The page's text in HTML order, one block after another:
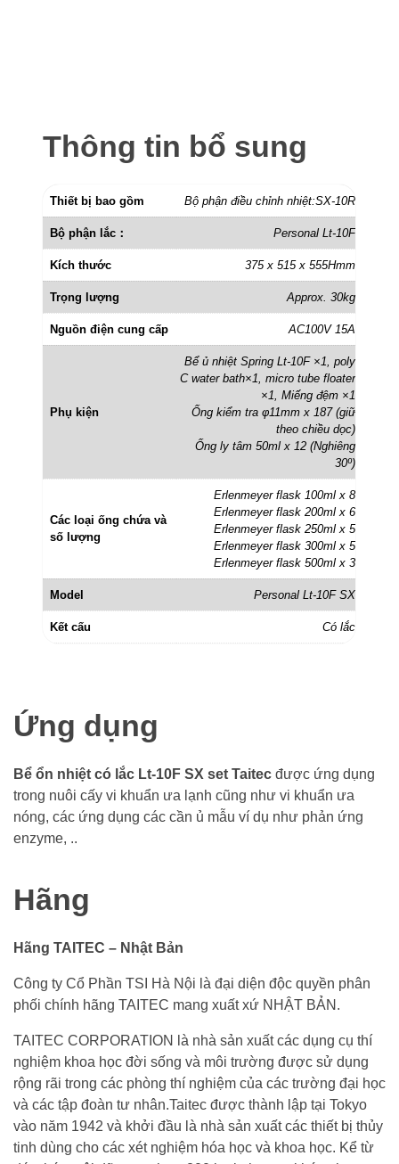
Thông tin bổ sung
Thiết bị bao gồm Bộ phận điều chỉnh nhiệt:SX-10R
Bộ phận lắc： Personal Lt-10F
Kích thước 375 x 515 x 555Hmm
Trọng lượng Approx. 30kg
Nguồn điện cung cấp AC100V 15A
Phụ kiện
Bể ủ nhiệt Spring Lt-10F ×1, poly
C water bath×1, micro tube floater
×1, Miếng đệm ×1
Ống kiểm tra φ11mm x 187 (giữ
theo chiều dọc)
Ống ly tâm 50ml x 12 (Nghiêng
30º)
Các loại ống chứa và
số lượng
Erlenmeyer flask 100ml x 8
Erlenmeyer flask 200ml x 6
Erlenmeyer flask 250ml x 5
Erlenmeyer flask 300ml x 5
Erlenmeyer flask 500ml x 3
Model Personal Lt-10F SX
Kết cấu Có lắc
Ứng dụng
Bể ổn nhiệt có lắc Lt-10F SX set Taitec được ứng dụng
trong nuôi cấy vi khuẩn ưa lạnh cũng như vi khuẩn ưa
nóng, các ứng dụng các cần ủ mẫu ví dụ như phản ứng
enzyme, ..
Hãng
Hãng TAITEC – Nhật Bản
Công ty Cổ Phần TSI Hà Nội là đại diện độc quyền phân
phối chính hãng TAITEC mang xuất xứ NHẬT BẢN.
TAITEC CORPORATION là nhà sản xuất các dụng cụ thí
nghiệm khoa học đời sống và môi trường được sử dụng
rộng rãi trong các phòng thí nghiệm của các trường đại học
và các tập đoàn tư nhân.Taitec được thành lập tại Tokyo
vào năm 1942 và khởi đầu là nhà sản xuất các thiết bị thủy
tinh dùng cho các xét nghiệm hóa học và khoa học. Kể từ